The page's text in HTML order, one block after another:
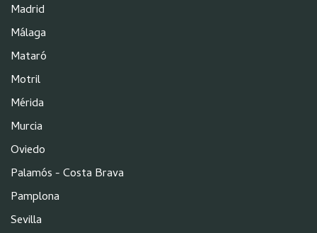
Madrid
Málaga
Mataró
Motril
Mérida
Murcia
Oviedo
Palamós - Costa Brava
Pamplona
Sevilla